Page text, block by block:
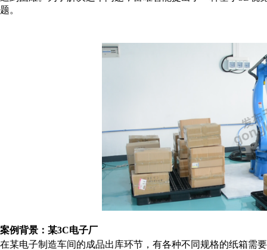
题。
案例背景：某3C电子厂
在某电子制造车间的成品出库环节，有各种不同规格的纸箱需